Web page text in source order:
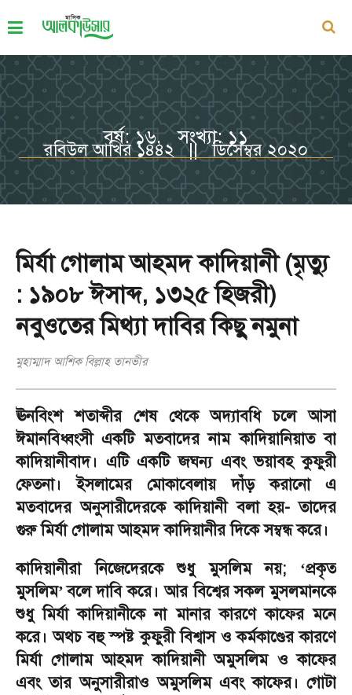
বর্ষ: ১৬, সংখ্যা: ১১
রবিউল আখির ১৪৪২ || ডিসেম্বর ২০২০
মির্যা গোলাম আহমদ কাদিয়ানী (মৃত্যু
: ১৯০৮ ঈসাব্দ, ১৩২৫ হিজরী)
নবুওতের মিথ্যা দাবির কিছু নমুনা
মুহাম্মাদ আশিক বিল্লাহ তানভীর
ঊনবিংশ শতাব্দীর শেষ থেকে অদ্যাবধি চলে আসা
ঈমানবিধ্বংসী একটি মতবাদের নাম কাদিয়ানিয়াত বা
কাদিয়ানীবাদ। এটি একটি জঘন্য এবং ভয়াবহ কুফুরী
ফেতনা। ইসলামের মোকাবেলায় দাঁড় করানো এ
মতবাদের অনুসারীদেরকে কাদিয়ানী বলা হয়-তাদের
গুরু মির্যা গোলাম আহমদ কাদিয়ানীর দিকে সম্বন্ধ করে।
কাদিয়ানীরা নিজেদেরকে শুধু মুসলিম নয়; ‘প্রকৃত
মুসলিম’ বলে দাবি করে। আর বিশ্বের সকল মুসলমানকে
শুধু মির্যা কাদিয়ানীকে না মানার কারণে কাফের মনে
করে। অথচ বহু স্পষ্ট কুফুরী বিশ্বাস ও কর্মকাণ্ডের কারণে
মির্যা গোলাম আহমদ কাদিয়ানী অমুসলিম ও কাফের
এবং তার অনুসারীরাও অমুসলিম এবং কাফের। গোটা